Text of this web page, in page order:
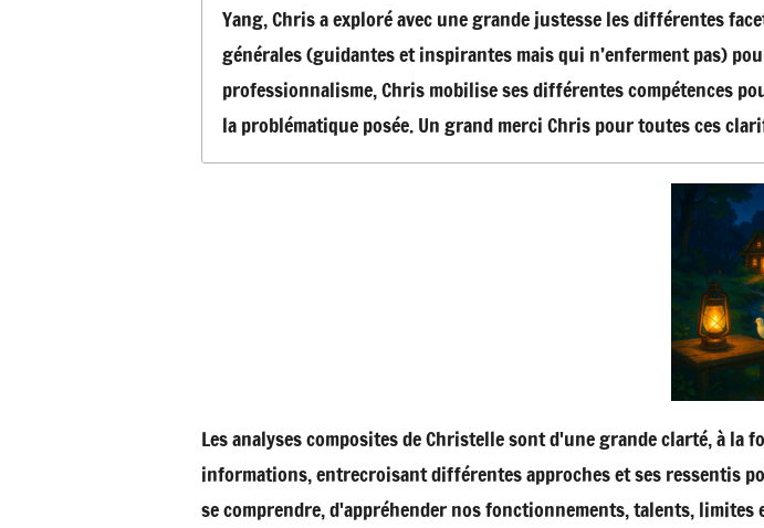
Yang, Chris a exploré avec une grande justesse les différentes
générales (guidantes et inspirantes mais qui n’enferment pas)
professionnalisme, Chris mobilise ses différentes compétences
la problématique posée. Un grand merci Chris pour toutes ces
Les analyses composites de Christelle sont d'une grande clarté, à la
informations, entrecroisant différentes approches et ses ressentis
se comprendre, d'appréhender nos fonctionnements, talents, limites